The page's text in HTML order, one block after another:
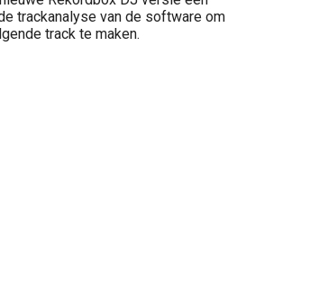
trackanalyse van de software om
track te maken.